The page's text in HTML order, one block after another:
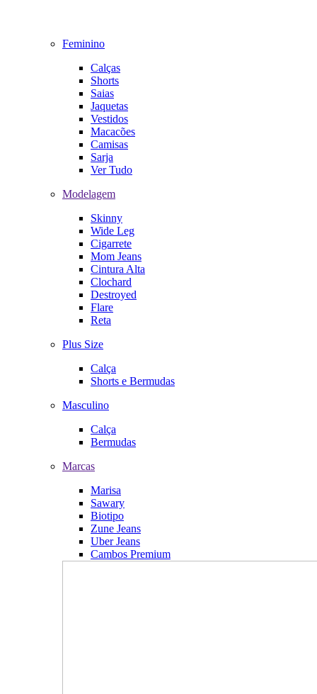
Feminino
Calças
Shorts
Saias
Jaquetas
Vestidos
Macacões
Camisas
Sarja
Ver Tudo
Modelagem
Skinny
Wide Leg
Cigarrete
Mom Jeans
Cintura Alta
Clochard
Destroyed
Flare
Reta
Plus Size
Calça
Shorts e Bermudas
Masculino
Calça
Bermudas
Marcas
Marisa
Sawary
Biotipo
Zune Jeans
Uber Jeans
Cambos Premium